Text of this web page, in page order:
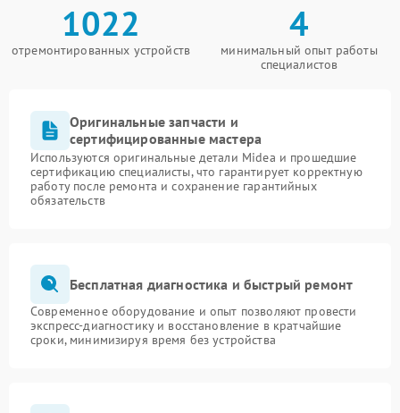
1022
отремонтированных устройств
4
минимальный опыт работы
специалистов
Оригинальные запчасти и
сертифицированные мастера
Используются оригинальные детали Midea и прошедшие
сертификацию специалисты, что гарантирует корректную
работу после ремонта и сохранение гарантийных
обязательств
Бесплатная диагностика и быстрый ремонт
Современное оборудование и опыт позволяют провести
экспресс-диагностику и восстановление в кратчайшие
сроки, минимизируя время без устройства